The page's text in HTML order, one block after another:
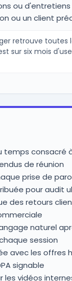
ou
ou un client
retrouve toutes
sur six mois
temps consacré
de réunion
prise de
pour audit
des retours
naturel
session
avec les offres
signable
les vidéos